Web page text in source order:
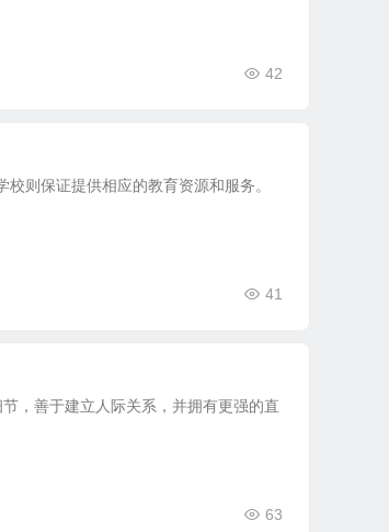
42
则保证提供相应的教育资源和服务。
41
，善于建立人际关系，并拥有更强的直
63